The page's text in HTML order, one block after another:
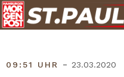
Skip
to
09:51 UHR - 23.03.2020